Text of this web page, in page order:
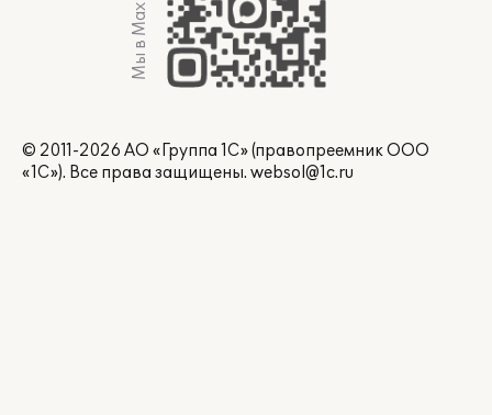
Мы в Max
© 2011-2026 АО «Группа 1С» (правопреемник ООО
«1С»). Все права защищены. websol@1c.ru